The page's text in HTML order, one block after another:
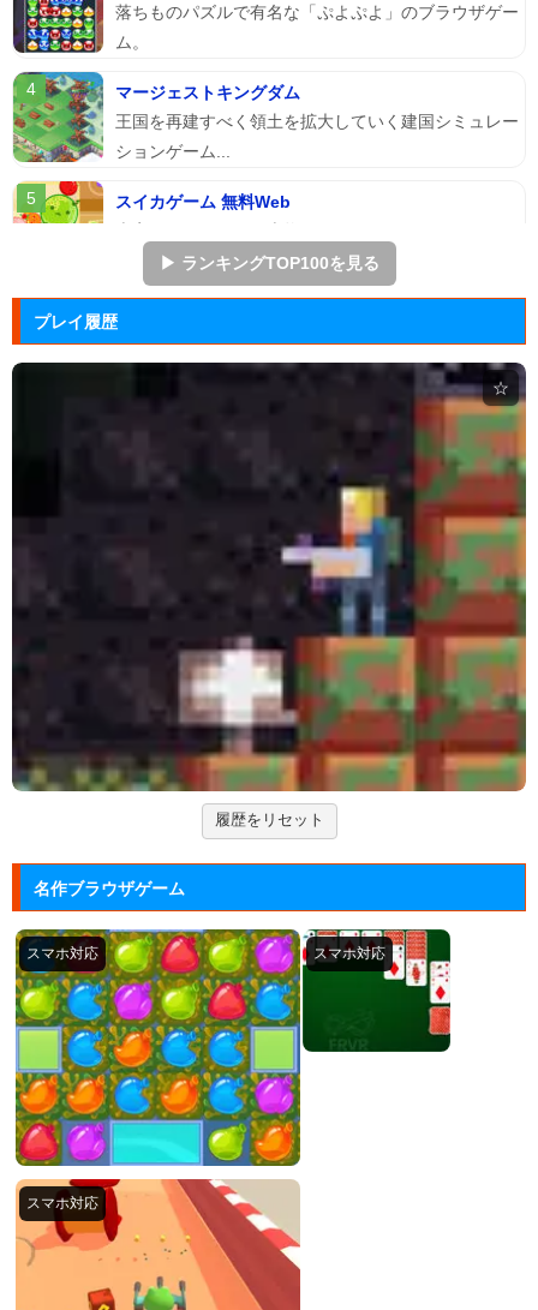
落ちものパズルで有名な「ぷよぷよ」のブラウザゲー
ム。
マージェストキングダム
王国を再建すべく領土を拡大していく建国シミュレー
ションゲーム...
スイカゲーム 無料Web
本家スイカゲームを本物そっくりに再現したScratch
のスイ...
回転する球体をリズムに合わせてクリックして進ませ
る音楽ゲーム...
物を吸い込むことで巨大化する穴が、街全体を吸い落
とすアクショ...
エヴァンゲリオン まごころを、...
実機スロット「エヴァンゲリオン まごころを、君
タイトーが開発したアーケードゲーム「アルカノイ
ド」の無料ゲー...
ズーキーパー2
動物たちを3匹以上にして捕まえていくパズルゲー
▶ ランキングTOP100を見る
プレイ履歴
☆
履歴をリセット
名作ブラウザゲーム